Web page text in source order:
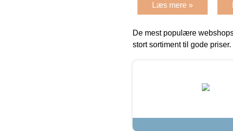
Læs mere »
De mest populære
stort sortiment til gode priser.